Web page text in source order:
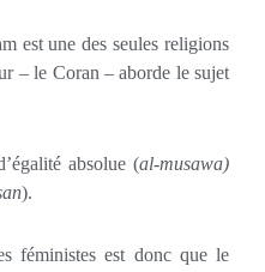
est une des seules religions
– le Coran – aborde le sujet
absolue (al-musawa)
).
féministes est donc que le